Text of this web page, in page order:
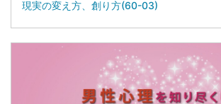
現実の変え方、創り方(60-03)